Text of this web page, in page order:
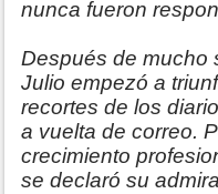
nunca fueron
Después de mucho
Julio empezó a
recortes de los
a vuelta de correo.
crecimiento
se declaró su